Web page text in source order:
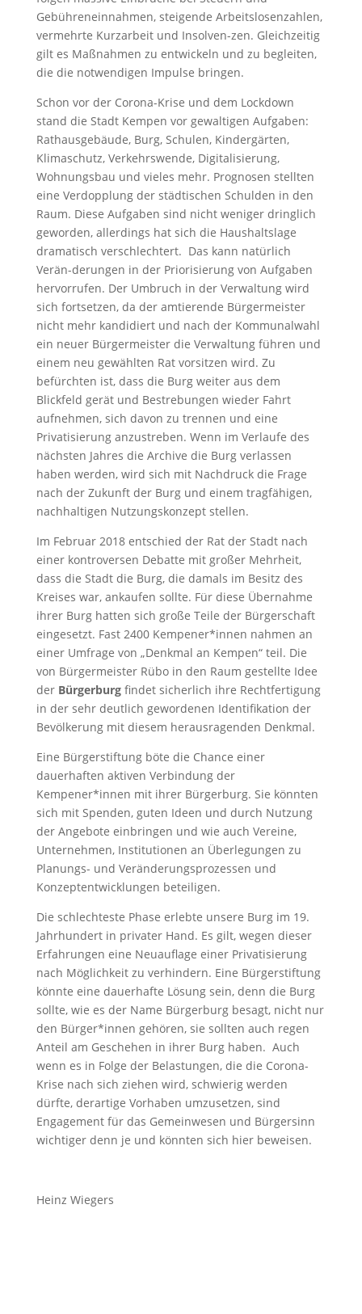
Gebühreneinnahmen, steigende Arbeitslosenzahlen,
vermehrte Kurzarbeit und Insolven-zen. Gleichzeitig
gilt es Maßnahmen zu entwickeln und zu begleiten,
die die notwendigen Impulse bringen.
Schon vor der Corona-Krise und dem Lockdown
stand die Stadt Kempen vor gewaltigen Aufgaben:
Rathausgebäude, Burg, Schulen, Kindergärten,
Klimaschutz, Verkehrswende, Digitalisierung,
Wohnungsbau und vieles mehr. Prognosen stellten
eine Verdopplung der städtischen Schulden in den
Raum. Diese Aufgaben sind nicht weniger dringlich
geworden, allerdings hat sich die Haushaltslage
dramatisch verschlechtert. Das kann natürlich
Verän-derungen in der Priorisierung von Aufgaben
hervorrufen. Der Umbruch in der Verwaltung wird
sich fortsetzen, da der amtierende Bürgermeister
nicht mehr kandidiert und nach der Kommunalwahl
ein neuer Bürgermeister die Verwaltung führen und
einem neu gewählten Rat vorsitzen wird. Zu
befürchten ist, dass die Burg weiter aus dem
Blickfeld gerät und Bestrebungen wieder Fahrt
aufnehmen, sich davon zu trennen und eine
Privatisierung anzustreben. Wenn im Verlaufe des
nächsten Jahres die Archive die Burg verlassen
haben werden, wird sich mit Nachdruck die Frage
nach der Zukunft der Burg und einem tragfähigen,
nachhaltigen Nutzungskonzept stellen.
Im Februar 2018 entschied der Rat der Stadt nach
einer kontroversen Debatte mit großer Mehrheit,
dass die Stadt die Burg, die damals im Besitz des
Kreises war, ankaufen sollte. Für diese Übernahme
ihrer Burg hatten sich große Teile der Bürgerschaft
eingesetzt. Fast 2400 Kempener*innen nahmen an
einer Umfrage von „Denkmal an Kempen“ teil. Die
von Bürgermeister Rübo in den Raum gestellte Idee
der Bürgerburgfindet sicherlich ihre Rechtfertigung
in der sehr deutlich gewordenen Identifikation der
Bevölkerung mit diesem herausragenden Denkmal.
Eine Bürgerstiftung böte die Chance einer
dauerhaften aktiven Verbindung der
Kempener*innen mit ihrer Bürgerburg. Sie könnten
sich mit Spenden, guten Ideen und durch Nutzung
der Angebote einbringen und wie auch Vereine,
Unternehmen, Institutionen an Überlegungen zu
Planungs- und Veränderungsprozessen und
Konzeptentwicklungen beteiligen.
Die schlechteste Phase erlebte unsere Burg im 19.
Jahrhundert in privater Hand. Es gilt, wegen dieser
Erfahrungen eine Neuauflage einer Privatisierung
nach Möglichkeit zu verhindern. Eine Bürgerstiftung
könnte eine dauerhafte Lösung sein, denn die Burg
sollte, wie es der Name Bürgerburg besagt, nicht nur
den Bürger*innen gehören, sie sollten auch regen
Anteil am Geschehen in ihrer Burg haben. Auch
wenn es in Folge der Belastungen, die die Corona-
Krise nach sich ziehen wird, schwierig werden
dürfte, derartige Vorhaben umzusetzen, sind
Engagement für das Gemeinwesen und Bürgersinn
wichtiger denn je und könnten sich hier beweisen.
Heinz Wiegers